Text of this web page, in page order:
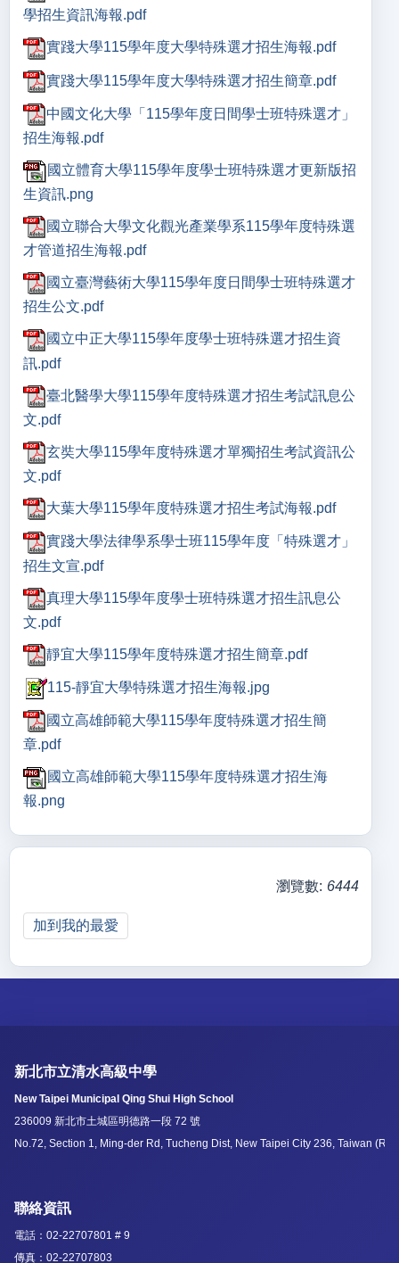
學招生資訊海報.pdf
實踐大學115學年度大學特殊選才招生海報.pdf
實踐大學115學年度大學特殊選才招生簡章.pdf
中國文化大學「115學年度日間學士班特殊選才」
招生海報.pdf
國立體育大學115學年度學士班特殊選才更新版招
生資訊.png
國立聯合大學文化觀光產業學系115學年度特殊選
才管道招生海報.pdf
國立臺灣藝術大學115學年度日間學士班特殊選才
招生公文.pdf
國立中正大學115學年度學士班特殊選才招生資
訊.pdf
臺北醫學大學115學年度特殊選才招生考試訊息公
文.pdf
玄奘大學115學年度特殊選才單獨招生考試資訊公
文.pdf
大葉大學115學年度特殊選才招生考試海報.pdf
實踐大學法律學系學士班115學年度「特殊選才」
招生文宣.pdf
真理大學115學年度學士班特殊選才招生訊息公
文.pdf
靜宜大學115學年度特殊選才招生簡章.pdf
115-靜宜大學特殊選才招生海報.jpg
國立高雄師範大學115學年度特殊選才招生簡
章.pdf
國立高雄師範大學115學年度特殊選才招生海
報.png
瀏覽數: 6444
加到我的最愛
新北市立清水高級中學
New Taipei Municipal Qing Shui High School
236009 新北市土城區明德路一段 72 號
No.72, Section 1, Ming-der Rd, Tucheng Dist, New Taipei City 236, Taiwan
聯絡資訊
電話：02-22707801 # 9
傳真：02-22707803